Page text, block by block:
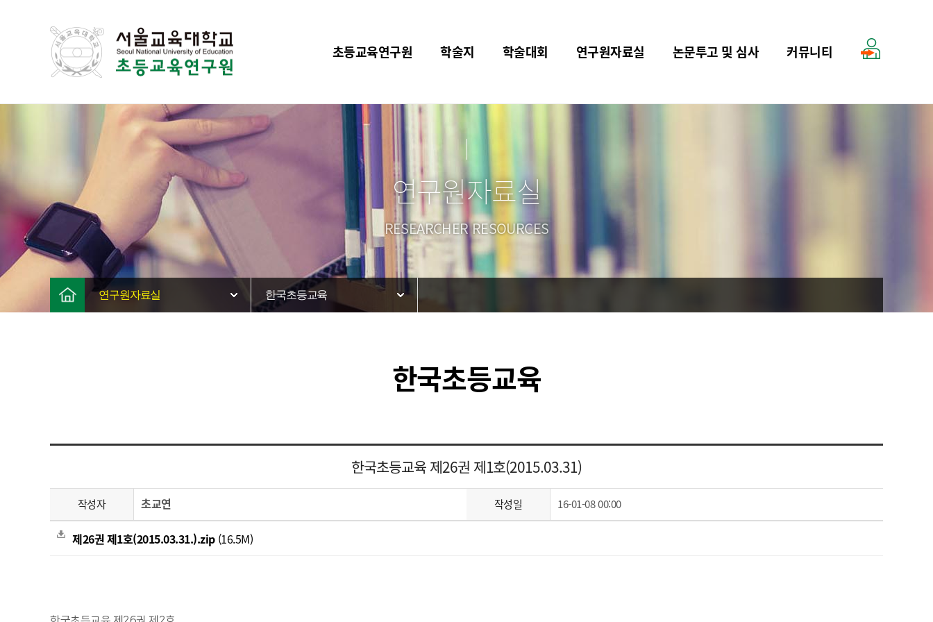
초등교육연구원 학술지 학술대회 연구원자료실 논문투고 및 심사 커뮤니티
연구원자료실
RESEARCHER RESOURCES
연구원자료실 한국초등교육
한국초등교육
한국초등교육 제26권 제1호(2015.03.31)
작성자 초교연 작성일 16-01-08 00:00
제26권 제1호(2015.03.31.).zip (16.5M)